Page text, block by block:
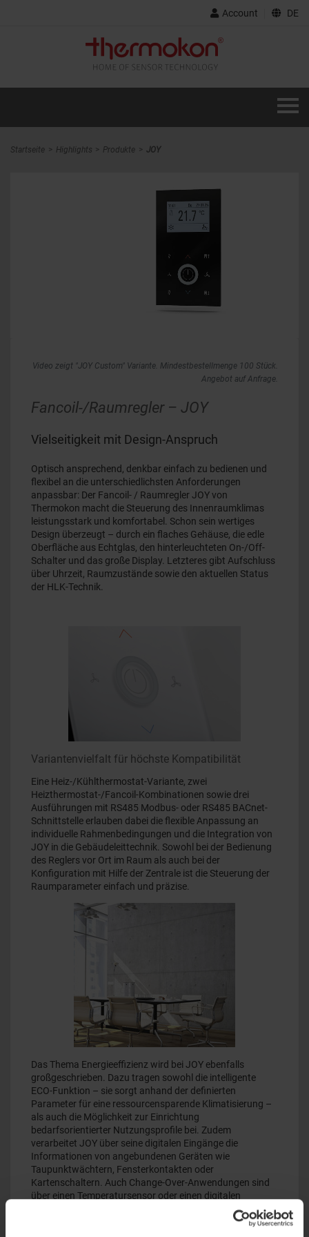
Account DE
Startseite Highlights Produkte JOY
Video zeigt "JOY Custom" Variante. Mindestbestellmenge 100 Stück.
Angebot auf Anfrage.
Fancoil-/Raumregler – JOY
Vielseitigkeit mit Design-Anspruch
Optisch ansprechend, denkbar einfach zu bedienen und
flexibel an die unterschiedlichsten Anforderungen
anpassbar: Der Fancoil- / Raumregler JOY von
Thermokon macht die Steuerung des Innenraumklimas
leistungsstark und komfortabel. Schon sein wertiges
Design überzeugt – durch ein flaches Gehäuse, die edle
Oberfläche aus Echtglas, den hinterleuchteten On-/Off-
Schalter und das große Display. Letzteres gibt Aufschluss
über Uhrzeit, Raumzustände sowie den aktuellen Status
der HLK-Technik.
Variantenvielfalt für höchste Kompatibilität
Eine Heiz-/Kühlthermostat-Variante, zwei
Heizthermostat-/Fancoil-Kombinationen sowie drei
Ausführungen mit RS485 Modbus- oder RS485 BACnet-
Schnittstelle erlauben dabei die flexible Anpassung an
individuelle Rahmenbedingungen und die Integration von
JOY in die Gebäudeleittechnik. Sowohl bei der Bedienung
des Reglers vor Ort im Raum als auch bei der
Konfiguration mit Hilfe der Zentrale ist die Steuerung der
Raumparameter einfach und präzise.
Das Thema Energieeffizienz wird bei JOY ebenfalls
großgeschrieben. Dazu tragen sowohl die intelligente
ECO-Funktion – sie sorgt anhand der definierten
Parameter für eine ressourcensparende Klimatisierung –
als auch die Möglichkeit zur Einrichtung
bedarfsorientierter Nutzungsprofile bei. Zudem
verarbeitet JOY über seine digitalen Eingänge die
Informationen von angebundenen Geräten wie
Taupunktwächtern, Fensterkontakten oder
Kartenschaltern. Auch Change-Over-Anwendungen sind
über einen Temperatursensor oder einen digitalen